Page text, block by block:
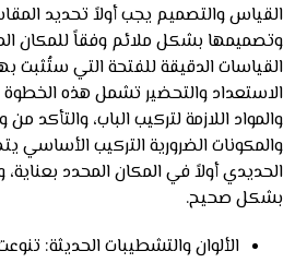
القياس والتصميم يجب أولاً تحديد
وتصميمها بشكل ملائم وفقاً للمكان
القياسات الدقيقة للفتحة التي ستُثبت
الاستعداد والتحضير تشمل هذه الخطوة
والمواد اللازمة لتركيب الباب، والتأكد
والمكونات الضرورية التركيب الأساسي
الحديدي أولاً في المكان المحدد بعناية،
بشكل صحيح.
الألوان والتشطيبات الحديثة: